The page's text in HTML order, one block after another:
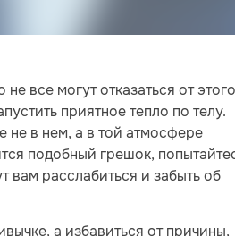
все могут отказаться от этого
приятное тепло по телу.
не в нем, а в той атмосфере
подобный грешок,
вам расслабиться и забыть об
а избавиться от причины,